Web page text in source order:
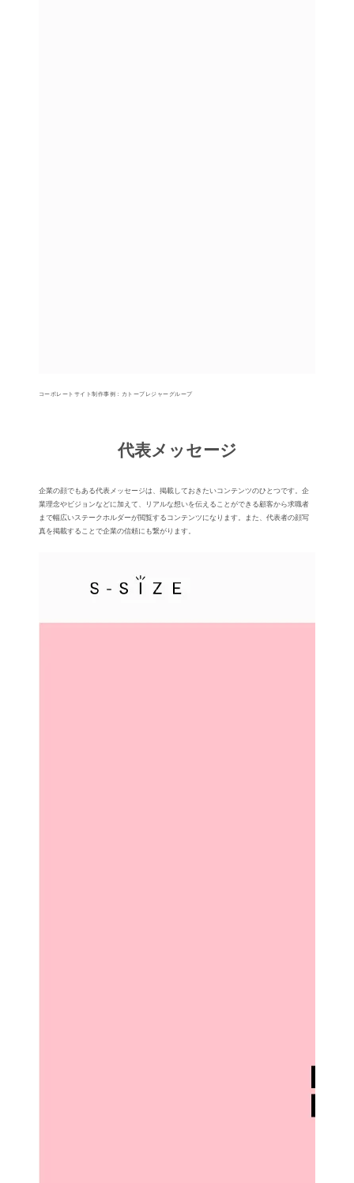
コーポレートサイト制作事例：カトープレジャーグループ
代表メッセージ
企業の顔でもある代表メッセージは、掲載しておきたいコンテンツのひとつです。企
業理念やビジョンなどに加えて、リアルな想いを伝えることができる顧客から求職者
まで幅広いステークホルダーが閲覧するコンテンツになります。また、代表者の顔写
真を掲載することで企業の信頼にも繋がります。